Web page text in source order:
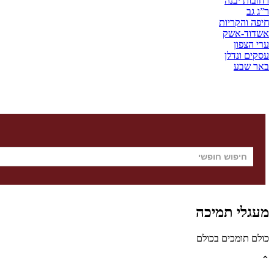
ר”ג גב
חיפה והקריות
אשדוד-אשק
ערי הצפון
עסקים ונדלן
באר שבע
מעגלי תמיכה
כולם תומכים בכולם
⌃